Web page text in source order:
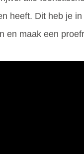
heeft. Dit heb je
en maak een